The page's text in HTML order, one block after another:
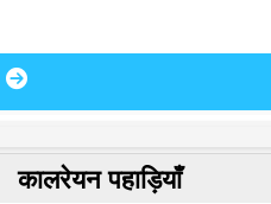
कालरेयन पहाड़ियाँ